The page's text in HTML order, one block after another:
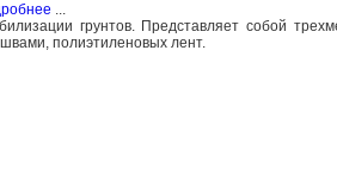
...
грунтов. Представляет собой
полиэтиленовых лент.